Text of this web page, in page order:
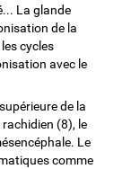
La glande
de la
cycles
avec le
de la
(8), le
Le
comme